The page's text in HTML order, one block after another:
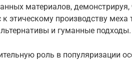
материалов,
этическому производству меха
и гуманные подходы.
роль в популяризации